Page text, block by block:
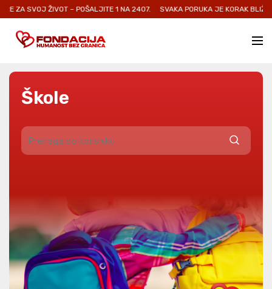
ZA SVOJ ŽIVOT – POŠALJITE 1 NA 2407. SVAKA PORUKA JE KORAK BLIŽE
Škole